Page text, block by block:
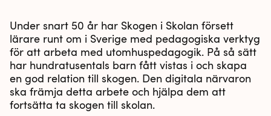
Under snart 50 år har Skogen i Skolan försett
lärare runt om i Sverige med pedagogiska verktyg
för att arbeta med utomhuspedagogik. På så sätt
har hundratusentals barn fått vistas i och skapa
en god relation till skogen. Den digitala närvaron
ska främja detta arbete och hjälpa dem att
fortsätta ta skogen till skolan.